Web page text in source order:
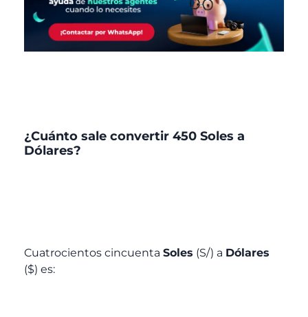
¿Cuánto sale convertir 450 Soles a
Dólares?
Cuatrocientos cincuenta Soles (S/) a Dólares
($) es: